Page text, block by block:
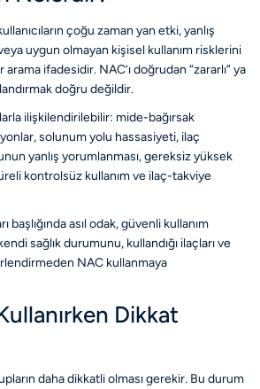
çoğu zaman yan etki, yanlış
uygun olmayan kişisel kullanım risklerini
ifadesidir. NAC’ı doğrudan “zararlı” ya
doğru değildir.
ilişkilendirilebilir: mide-bağırsak
solunum yolu hassasiyeti, ilaç
yanlış yorumlanması, gereksiz yüksek
kontrolsüz kullanım ve ilaç-takviye
başlığında asıl odak, güvenli kullanım
sağlık durumunu, kullandığı ilaçları ve
NAC kullanmaya
Dikkat
daha dikkatli olması gerekir. Bu durum